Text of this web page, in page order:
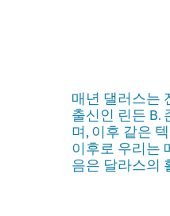
매년 댈러스는
출신인 린든 B.
며, 이후 같은
이후로 우리는
음은 달라스의